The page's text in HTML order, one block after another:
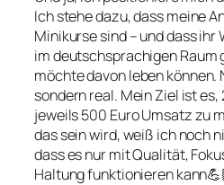
Ich stehe dazu, dass meine
Minikurse sind – und dass ihr
im deutschsprachigen Raum
möchte davon leben können.
sondern real. Mein Ziel ist
jeweils 500 Euro Umsatz zu
das sein wird, weiß ich noch
dass es nur mit Qualität,
Haltung funktionieren